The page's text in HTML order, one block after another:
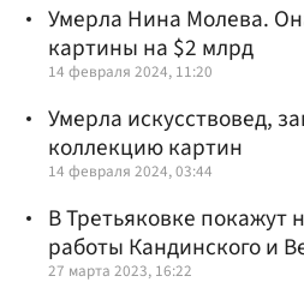
Умерла Нина Молева.
картины на $2 млрд
14 февраля 2024, 11:20
Умерла искусствовед,
коллекцию картин
14 февраля 2024, 03:44
В Третьяковке покажут
работы Кандинского и
27 марта 2023, 16:22